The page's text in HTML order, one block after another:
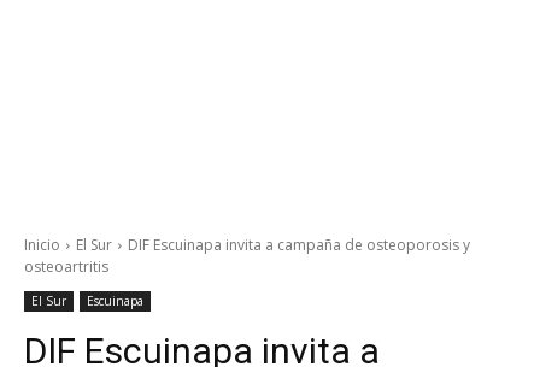
Inicio El Sur
DIF Escuinapa invita a campaña de osteoporosis y
osteoartritis
El Sur Escuinapa
DIF Escuinapa invita a